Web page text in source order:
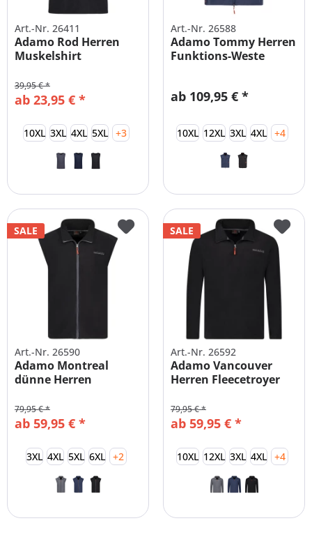
Art.-Nr. 26411
Adamo Rod Herren
Muskelshirt
ab 23,95 € *
39,95 € *
10XL 3XL 4XL 5XL +3
Art.-Nr. 26588
Adamo Tommy Herren
Funktions-Weste
ab 109,95 € *
10XL 12XL 3XL 4XL +4
SALE
Art.-Nr. 26590
Adamo Montreal
dünne Herren
Übergrößen
ab 59,95 € *
79,95 € *
3XL 4XL 5XL 6XL +2
SALE
Art.-Nr. 26592
Adamo Vancouver
Herren Fleecetroyer
ab 59,95 € *
79,95 € *
10XL 12XL 3XL 4XL +4